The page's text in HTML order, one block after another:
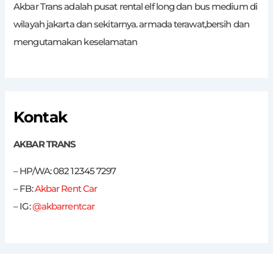
Akbar Trans adalah pusat rental elf long dan bus medium di
wilayah jakarta dan sekitarnya. armada terawat,bersih dan
mengutamakan keselamatan
Kontak
AKBAR TRANS
– HP/WA: 082 12345 7297
– FB:Akbar Rent Car
– IG:@akbarrentcar